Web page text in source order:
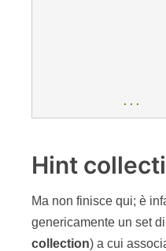
...
Hint
Ma non finisce qui; è
genericamente un set
collection) a cui